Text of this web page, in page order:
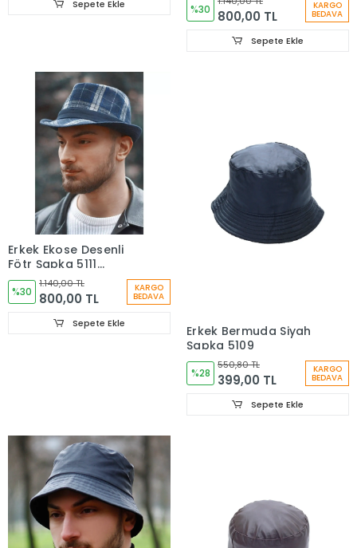
Sepete Ekle %30 800,00 TL
KARGO
BEDAVA
Sepete Ekle
Erkek Ekose Desenli
Fötr Şapka 5111
Lacivert
%30
1.140,00 TL
800,00 TL
KARGO
BEDAVA
Sepete Ekle
Erkek Bermuda Siyah
Şapka 5109
%28
550,80 TL
399,00 TL
KARGO
BEDAVA
Sepete Ekle